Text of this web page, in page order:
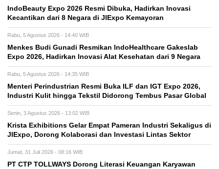
IndoBeauty Expo 2026 Resmi Dibuka, Hadirkan Inovasi
Kecantikan dari 8 Negara di JIExpo Kemayoran
Rabu, 5 Agustus 2026 - 14:40 WIB
Menkes Budi Gunadi Resmikan IndoHealthcare Gakeslab
Expo 2026, Hadirkan Inovasi Alat Kesehatan dari 9 Negara
Rabu, 5 Agustus 2026 - 14:35 WIB
Menteri Perindustrian Resmi Buka ILF dan IGT Expo 2026,
Industri Kulit hingga Tekstil Didorong Tembus Pasar Global
Senin, 3 Agustus 2026 - 13:02 WIB
Krista Exhibitions Gelar Empat Pameran Industri Sekaligus di
JIExpo, Dorong Kolaborasi dan Investasi Lintas Sektor
Jumat, 31 Juli 2026 - 08:16 WIB
PT CTP TOLLWAYS Dorong Literasi Keuangan Karyawan